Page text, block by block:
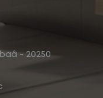
- 20250